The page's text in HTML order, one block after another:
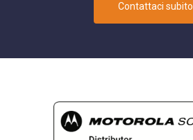
Software
Telecamere
TETRA
Contattaci subito